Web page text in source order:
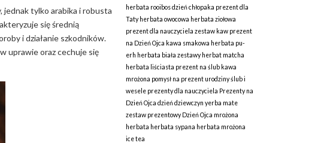
jednak tylko arabika i robusta
się średnią
i działanie szkodników.
uprawie oraz cechuje się
herbata rooibosdzień chłopaka prezent dla
Taty herbata owocowa herbata ziołowa
prezent dla nauczyciela zestaw kaw prezent
na Dzień Ojca kawa smakowa herbata pu-
erh herbata biała zestawy herbat matcha
herbata liściasta prezent na ślub kawa
mrożona pomysł na prezent urodzinyślub i
wesele prezenty dla nauczyciela Prezenty na
Dzień Ojca dzień dziewczyn yerba mate
zestaw prezentowyDzień Ojca mrożona
herbata herbata sypana herbata mrożona
ice tea